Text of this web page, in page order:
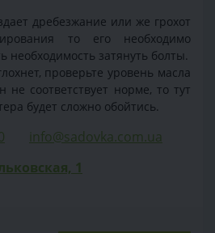
дребезжание или же грохот
то его необходимо
необходимость затянуть болты.
проверьте уровень масла
соответствует норме, то тут
будет сложно обойтись.
info@sadovka.com.ua
1